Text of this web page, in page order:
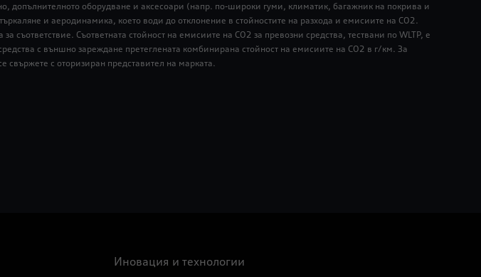
допълнителното оборудване и аксесоари (напр. по-широки гуми, климатик, багажник на покрива и
и аеродинамика, което води до отклонение в стойностите на разхода и емисиите на CO2.
Съответната стойност на емисиите на CO2 за превозни средства, тествани по WLTP, е
с външно зареждане претеглената комбинирана стойност на емисиите на CO2 в г/км. За
с оторизиран представител на марката.
Иновация и технологии